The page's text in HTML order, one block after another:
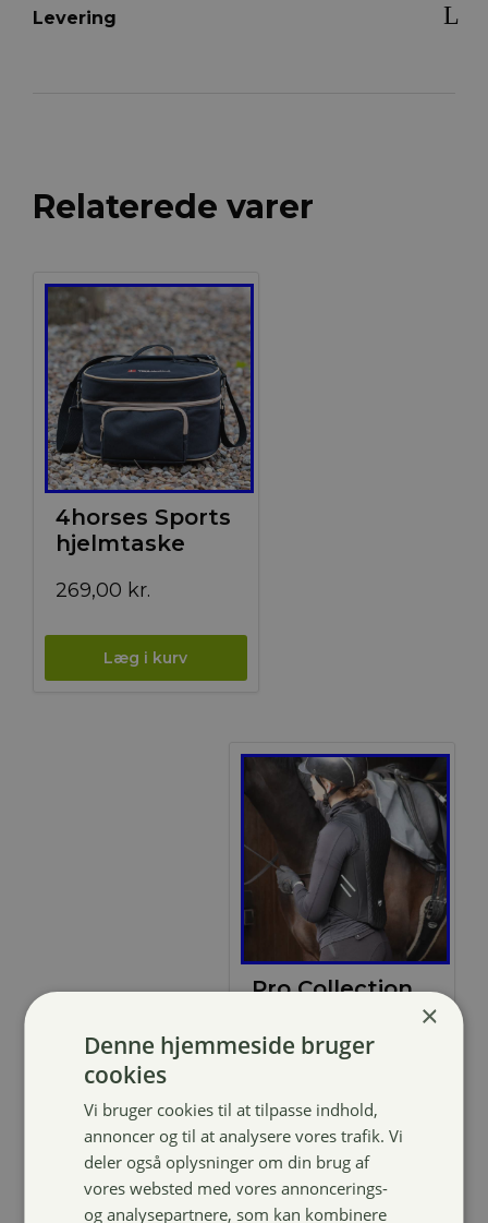
Levering
Relaterede varer
4horses Sports
hjelmtaske
269,00 kr.
Pro Collection
Quilt
×
Denne hjemmeside bruger
cookies
Vi bruger cookies til at tilpasse indhold,
annoncer og til at analysere vores trafik. Vi
deler også oplysninger om din brug af
vores websted med vores annoncerings-
og analysepartnere, som kan kombinere